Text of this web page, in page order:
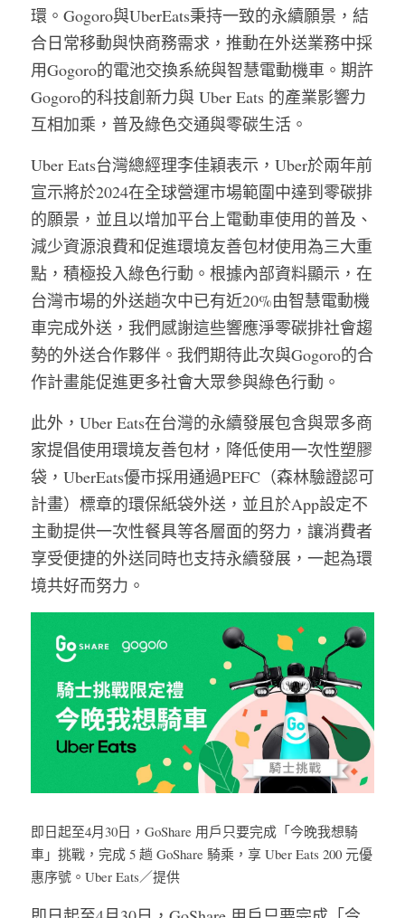
環。Gogoro與UberEats秉持一致的永續願景，結
合日常移動與快商務需求，推動在外送業務中採
用Gogoro的電池交換系統與智慧電動機車。期許
Gogoro的科技創新力與 Uber Eats 的產業影響力
互相加乘，普及綠色交通與零碳生活。
Uber Eats台灣總經理李佳穎表示，Uber於兩年前
宣示將於2024在全球營運市場範圍中達到零碳排
的願景，並且以增加平台上電動車使用的普及、
減少資源浪費和促進環境友善包材使用為三大重
點，積極投入綠色行動。根據內部資料顯示，在
台灣市場的外送趟次中已有近20%由智慧電動機
車完成外送，我們感謝這些響應淨零碳排社會趨
勢的外送合作夥伴。我們期待此次與Gogoro的合
作計畫能促進更多社會大眾參與綠色行動。
此外，Uber Eats在台灣的永續發展包含與眾多商
家提倡使用環境友善包材，降低使用一次性塑膠
袋，UberEats優市採用通過PEFC（森林驗證認可
計畫）標章的環保紙袋外送，並且於App設定不
主動提供一次性餐具等各層面的努力，讓消費者
享受便捷的外送同時也支持永續發展，一起為環
境共好而努力。
即日起至4月30日，GoShare 用戶只要完成「今晚我想騎
車」挑戰，完成 5 趟 GoShare 騎乘，享 Uber Eats 200 元優
惠序號。Uber Eats／提供